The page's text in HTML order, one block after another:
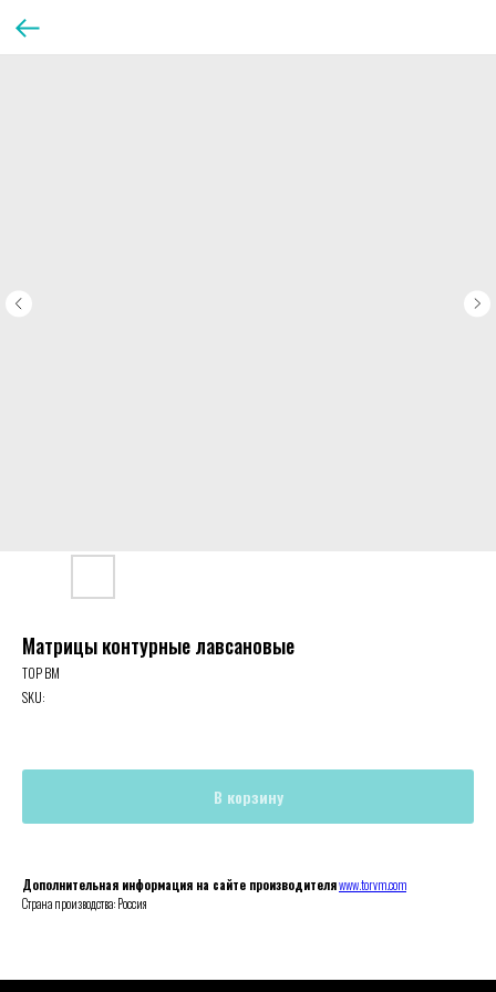
Матрицы контурные лавсановые
ТОР ВМ
SKU:
В корзину
Дополнительная информация на сайте производителяwww.torvm.com
Страна производства: Россия